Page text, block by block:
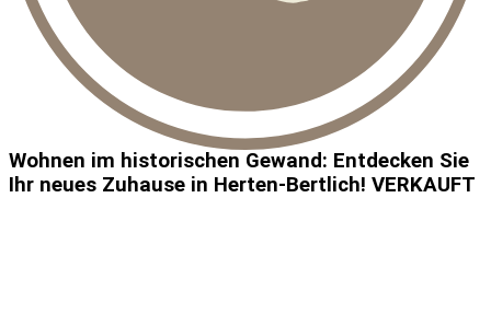
Wohnen im historischen Gewand: Entdecken Sie
Ihr neues Zuhause in Herten-Bertlich! VERKAUFT